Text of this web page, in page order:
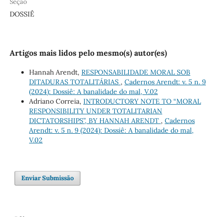
Seção
DOSSIÊ
Artigos mais lidos pelo mesmo(s) autor(es)
Hannah Arendt, RESPONSABILIDADE MORAL SOB
DITADURAS TOTALITÁRIAS , Cadernos Arendt: v. 5 n. 9
(2024): Dossiê: A banalidade do mal, V.02
Adriano Correia, INTRODUCTORY NOTE TO “MORAL
RESPONSIBILITY UNDER TOTALITARIAN
DICTATORSHIPS”, BY HANNAH ARENDT , Cadernos
Arendt: v. 5 n. 9 (2024): Dossiê: A banalidade do mal,
V.02
Enviar Submissão